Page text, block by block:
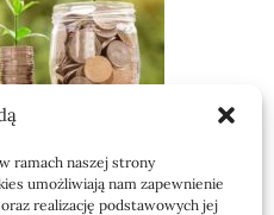
ramach naszej strony
umożliwiają nam zapewnienie
realizację podstawowych jej